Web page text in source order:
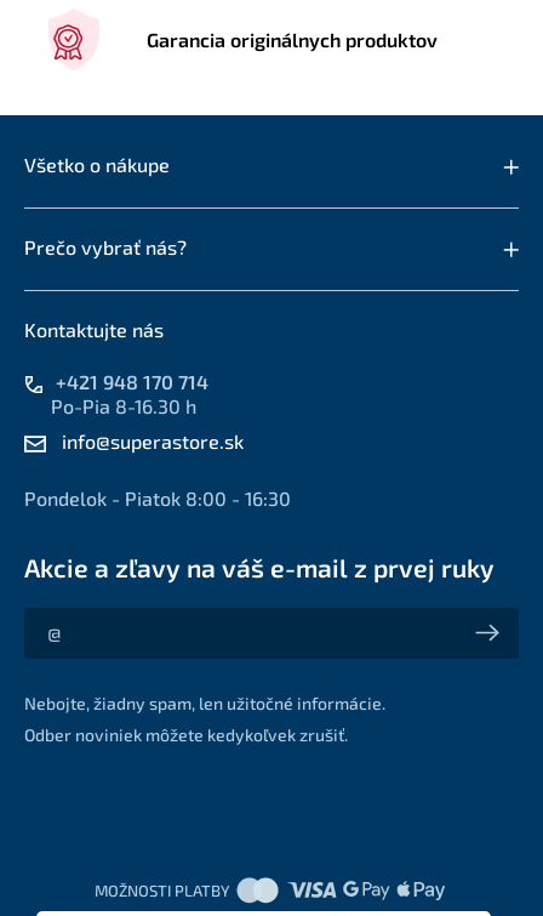
Garancia originálnych produktov
Všetko o nákupe
Prečo vybrať nás?
Kontaktujte nás
+421 948 170 714
Po-Pia 8-16.30 h
info@superastore.sk
Pondelok - Piatok 8:00 - 16:30
Akcie a zľavy na váš e-mail z prvej ruky
Akcie a zľavy na váš e-mail z prvej ruky
Nebojte, žiadny spam, len užitočné informácie.
Odber noviniek môžete kedykoľvek zrušiť.
MOŽNOSTI PLATBY